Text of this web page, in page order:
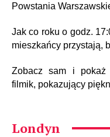
Powstania
Jak co roku o godz.
mieszkańcy przystają,
Zobacz sam i pokaż
filmik, pokazujący
Londyn